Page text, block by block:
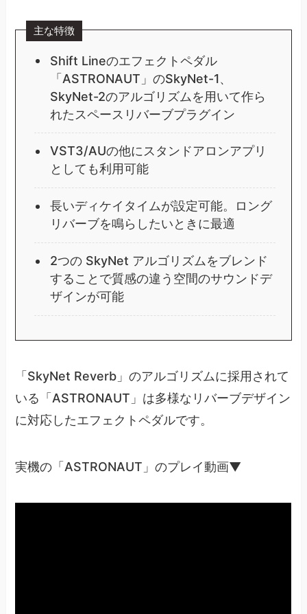
主な特徴
Shift Lineのエフェクトペダル
「ASTRONAUT」のSkyNet-1、
SkyNet-2のアルゴリズムを用いて作ら
れたスペースリバーブプラグイン
VST3/AUの他にスタンドアロンアプリ
としても利用可能
長いディケイタイムが設定可能。ロング
リバーブを鳴らしたいときに最適
2つの SkyNet アルゴリズムをブレンド
することで質感の違う空間のサウンドデ
ザインが可能
「SkyNet Reverb」のアルゴリズムに採用されて
いる「ASTRONAUT」は多様なリバーブデザイン
に対応したエフェクトペダルです。
実機の「ASTRONAUT」のプレイ動画▼